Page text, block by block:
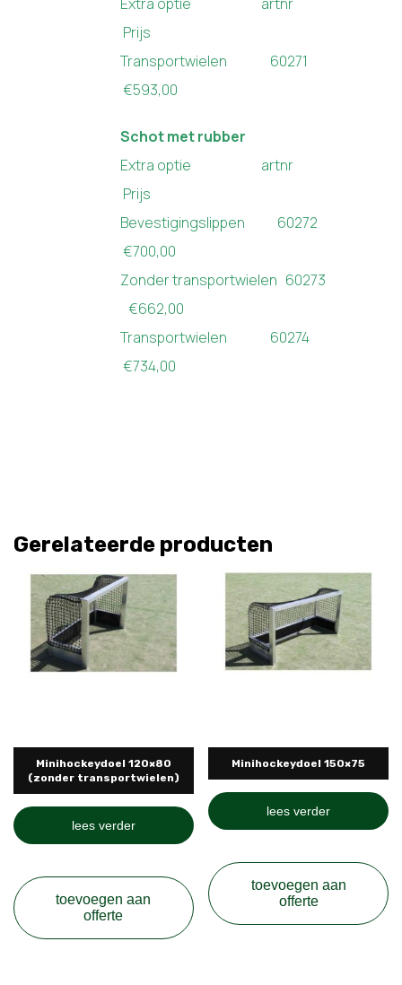
Prijs
Transportwielen 60271
€593,00
Schot met rubber
Extra optie artnr
Prijs
Bevestigingslippen 60272
€700,00
Zonder transportwielen 60273
€662,00
Transportwielen 60274
€734,00
Gerelateerde producten
Minihockeydoel 120×80
(zonder transportwielen)
lees verder
toevoegen aan
offerte
Minihockeydoel 150×75
lees verder
toevoegen aan
offerte